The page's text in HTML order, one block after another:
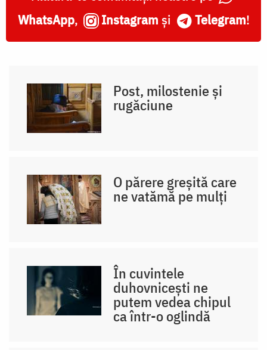
WhatsApp, Instagram și Telegram!
Post, milostenie și
rugăciune
O părere greșită care
ne vatămă pe mulți
În cuvintele
duhovnicești ne
putem vedea chipul
ca într-o oglindă